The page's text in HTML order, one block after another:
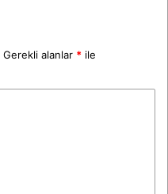
Gerekli alanlar * ile